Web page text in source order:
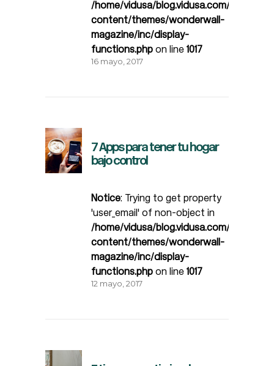
/home/vidusa/blog.vidusa.com/wp-
content/themes/wonderwall-
magazine/inc/display-
functions.php on line 1017
16 mayo, 2017
7 Apps para tener tu hogar
bajo control
Notice: Trying to get property
'user_email' of non-object in
/home/vidusa/blog.vidusa.com/wp-
content/themes/wonderwall-
magazine/inc/display-
functions.php on line 1017
12 mayo, 2017